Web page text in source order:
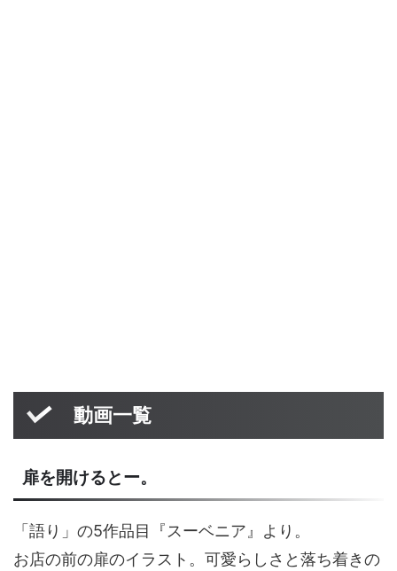
動画一覧
扉を開けるとー。
「語り」の5作品目『スーベニア』より。
お店の前の扉のイラスト。可愛らしさと落ち着きの